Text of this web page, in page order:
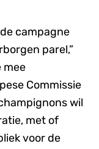
campagne
parel,”
mee
Commissie
wil
met of
voor de